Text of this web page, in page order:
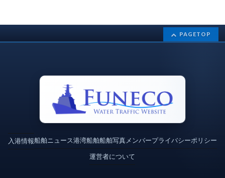
PAGETOP
入港情報船舶ニュース港湾船舶船舶写真メンバープライバシーポリシー
運営者について